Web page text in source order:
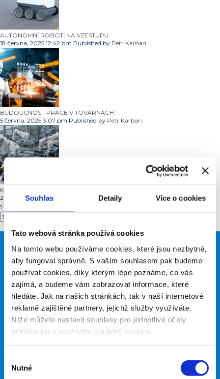
Souhlas Detaily Více o cookies
Tato webová stránka používá cookies
Na tomto webu používáme cookies, které jsou nezbytné,
aby fungoval správně. S vaším souhlasem pak budeme
používat cookies, díky kterým lépe poznáme, co vás
zajímá, a budeme vám zobrazovat informace, které
hledáte. Jak na našich stránkách, tak v naší internetové
reklamě zajištěné partnery, jejichž služby využíváte.
Níže můžete nastavit souhlasy pro jednotlivé účely
generování a využívání souborů cookies.
souhlasu
Nutné
AUTONOMNÍ ROBOTI NA VZESTUPU
18 června, 2025 12:42 pm Published by Petr Karban
BUDOUCNOST PRÁCE V TOVÁRNÁCH
5 června, 2025 3:07 pm Published by Petr Karban
KDE MÁ ELEKTROTECHNIKA KOŘENY III.
2 května, 2025 1:56 pm
Published byPetr Karban
1 2
Zajímá vás něco?
Potřebujete poradit?
Zeptejte se.
Zdeněk Novák
+420 739 126 946